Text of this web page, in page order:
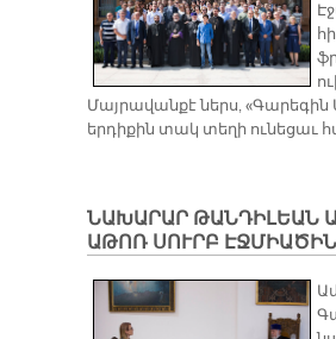
Մայրավանքէ ներս, «Գարեգին
երդիքին տակ տեղի ունեցաւ
ՆԱԽԱՐԱՐ ԹԱՆԴԻԼԵԱՆ
ԱԹՈՌ ՍՈՒՐԲ ԷՋՄԻԱԾԻՆ